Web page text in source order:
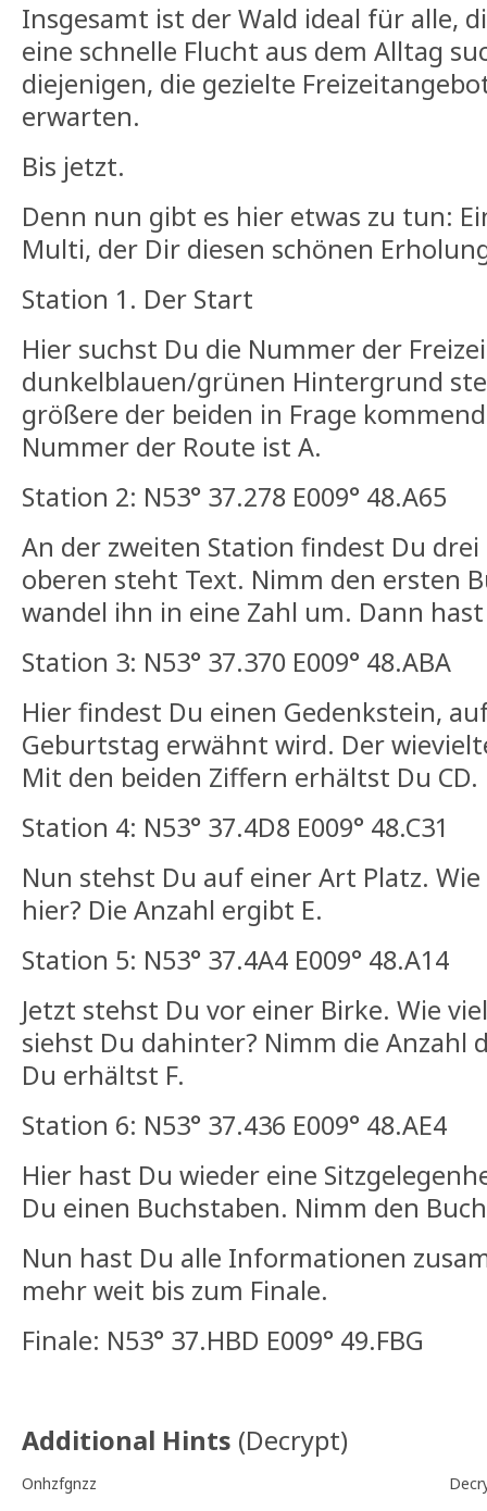
Insgesamt ist der Wald ideal für alle,
eine schnelle Flucht aus dem Alltag
diejenigen, die gezielte
erwarten.
Bis jetzt.
Denn nun gibt es hier etwas zu tun:
Multi, der Dir diesen schönen
Station 1. Der Start
Hier suchst Du die Nummer der
dunkelblauen/grünen Hintergrund
größere der beiden in Frage
Nummer der Route ist A.
Station 2: N53° 37.278 E009° 48.A65
An der zweiten Station findest Du drei
oberen steht Text. Nimm den ersten
wandel ihn in eine Zahl um. Dann
Station 3: N53° 37.370 E009° 48.ABA
Hier findest Du einen Gedenkstein,
Geburtstag erwähnt wird. Der
Mit den beiden Ziffern erhältst Du CD.
Station 4: N53° 37.4D8 E009° 48.C31
Nun stehst Du auf einer Art Platz.
hier? Die Anzahl ergibt E.
Station 5: N53° 37.4A4 E009° 48.A14
Jetzt stehst Du vor einer Birke. Wie
siehst Du dahinter? Nimm die Anzahl
Du erhältst F.
Station 6: N53° 37.436 E009° 48.AE4
Hier hast Du wieder eine
Du einen Buchstaben. Nimm den
Nun hast Du alle Informationen
mehr weit bis zum Finale.
Finale: N53° 37.HBD E009° 49.FBG
Additional Hints (Decrypt)
Onhzfgnzz